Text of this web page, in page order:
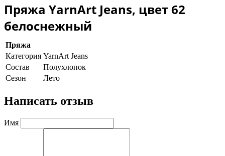
Пряжа YarnArt Jeans, цвет 62
белоснежный
Пряжа
Категория YarnArt Jeans
Состав
Полухлопок
Сезон
Лето
Написать отзыв
Имя